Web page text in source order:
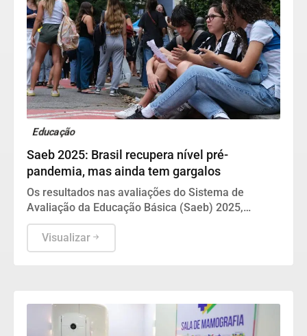
Educação
Saeb 2025: Brasil recupera nível pré-
pandemia, mas ainda tem gargalos
Os resultados nas avaliações do Sistema de
Avaliação da Educação Básica (Saeb) 2025,
divulgados nesta quarta-feira (5) pelo Ministério da
Educação (MEC), em Brasília, mostram que, apesar
da consistente melhora dos indicadores de
Visualizar